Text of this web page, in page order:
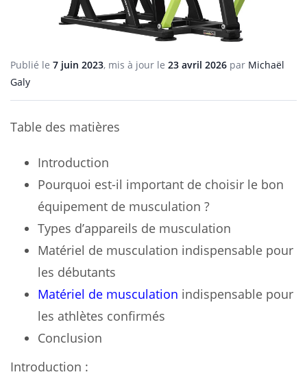
Publié le 7 juin 2023, mis à jour le 23 avril 2026 par Michaël
Galy
Table des matières
Introduction
Pourquoi est-il important de choisir le bon
équipement de musculation ?
Types d’appareils de musculation
Matériel de musculation indispensable pour
les débutants
Matériel de musculation indispensable pour
les athlètes confirmés
Conclusion
Introduction :